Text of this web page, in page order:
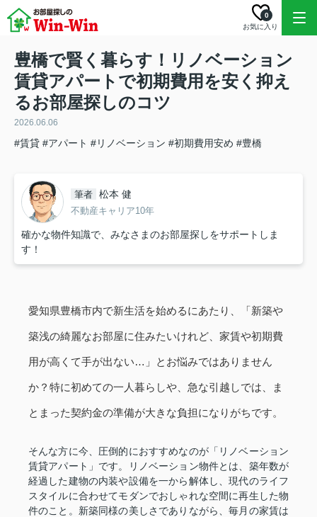
お気に入り
0
豊橋で賢く暮らす！リノベーション
賃貸アパートで初期費用を安く抑え
るお部屋探しのコツ
2026.06.06
#賃貸 #アパート #リノベーション #初期費用安め #豊橋
筆者 松本 健
不動産キャリア10年
確かな物件知識で、みなさまのお部屋探しをサポートしま
す！
愛知県豊橋市内で新生活を始めるにあたり、「新築や
築浅の綺麗なお部屋に住みたいけれど、家賃や初期費
用が高くて手が出ない…」とお悩みではありません
か？特に初めての一人暮らしや、急な引越しでは、ま
とまった契約金の準備が大きな負担になりがちです。
そんな方に今、圧倒的におすすめなのが「リノベーション
賃貸アパート」です。リノベーション物件とは、築年数が
経過した建物の内装や設備を一から解体し、現代のライフ
スタイルに合わせてモダンでおしゃれな空間に再生した物
件のこと。新築同様の美しさでありながら、毎月の家賃は